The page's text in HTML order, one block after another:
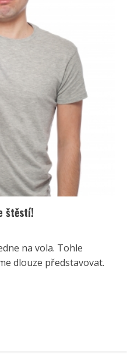
štěstí!
na vola. Tohle
dlouze představovat.